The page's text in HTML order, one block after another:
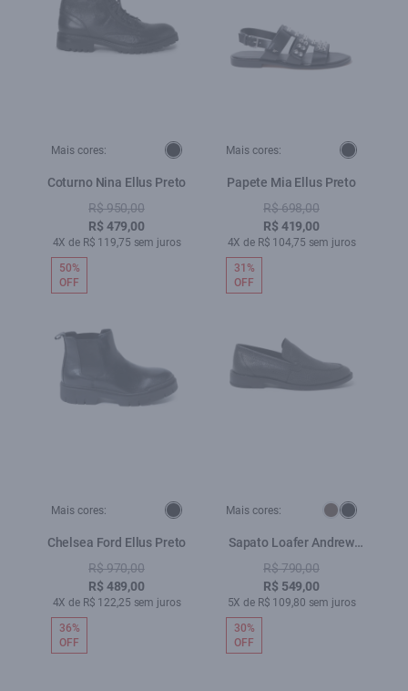
Mais cores:
Coturno Nina Ellus Preto
R$ 950,00
R$ 479,00
4X de R$ 119,75 sem juros
Mais cores:
Papete Mia Ellus Preto
R$ 698,00
R$ 419,00
4X de R$ 104,75 sem juros
Mais cores:
Chelsea Ford Ellus Preto
R$ 970,00
R$ 489,00
4X de R$ 122,25 sem juros
50%
OFF
Mais cores:
Sapato Loafer Andrew
Ellus Preto
R$ 790,00
R$ 549,00
5X de R$ 109,80 sem juros
31%
OFF
36%
OFF
30%
OFF